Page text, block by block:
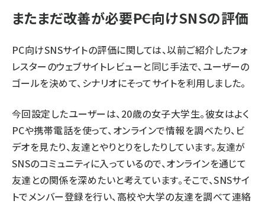
またまだ改善が必要――PC向けSNSの評価
PC向けSNSサイトの評価に関しては、以前ご紹介したフォ
レスターのウェブサイトレビュー と同じ手法で、ユーザーの
ゴールを決めて、シナリオにそってサイトを利用しました。
今回設定したユーザーは、20歳の女子大学生。彼女はよく
PCや携帯電話を使って、オンラインで情報を調べたり、ビ
デオを見たり、友達とやりとりをしたりしています。友達が
SNSのコミュニティに入っているので、オンラインを通じて
友達との関係を深めたいと考えています。そこで、SNSサイ
トでメンバー登録を行い、高校や大学の友達を調べて連絡